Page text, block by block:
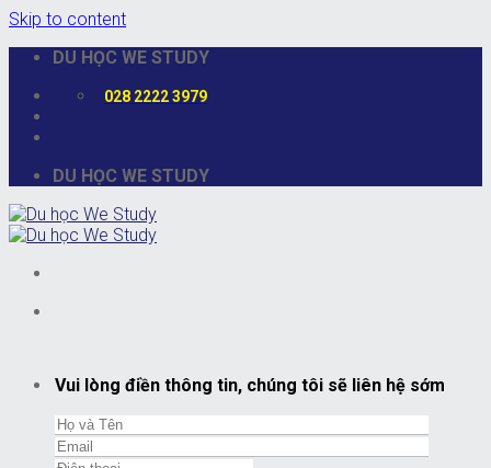
Skip to content
DU HỌC WE STUDY
028 2222 3979
DU HỌC WE STUDY
Vui lòng điền thông tin, chúng tôi sẽ liên hệ sớm